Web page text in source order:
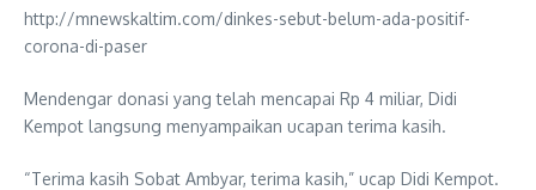
http://mnewskaltim.com/dinkes-sebut-belum-ada-positif-
corona-di-paser
Mendengar donasi yang telah mencapai Rp 4 miliar, Didi
Kempot langsung menyampaikan ucapan terima kasih.
“Terima kasih Sobat Ambyar, terima kasih,” ucap Didi Kempot.